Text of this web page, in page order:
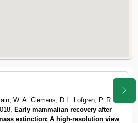
W. A. Clemens, D.L. Lofgren, P. R.
Early mammalian recovery after
extinction: A high-resolution view